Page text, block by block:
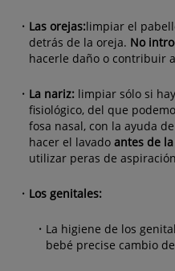
Las orejas:limpiar el
detrás de la oreja. No
hacerle daño o contribuir
La nariz: limpiar sólo si
fisiológico, del que
fosa nasal, con la ayuda
hacer el lavado antes de
utilizar peras de
Los genitales:
La higiene de los
bebé precise cambio